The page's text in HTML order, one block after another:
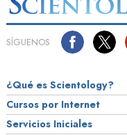
SÍGUENOS
¿Qué es Scientology?
Cursos por Internet
Servicios Iniciales